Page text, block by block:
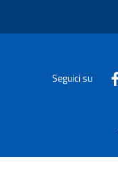
Seguici su